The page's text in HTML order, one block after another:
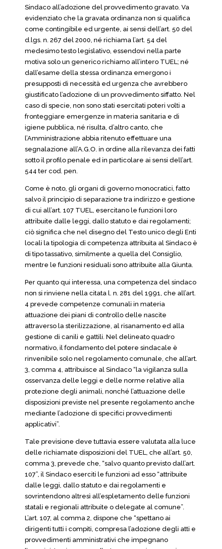
Sindaco all’adozione del provvedimento gravato. Va
evidenziato che la gravata ordinanza non si qualifica
come contingibile ed urgente, ai sensi dell’art. 50 del
d.lgs. n. 267 del 2000, né richiama l’art. 54 del
medesimo testo legislativo, essendovi nella parte
motiva solo un generico richiamo all’intero TUEL; né
dall’esame della stessa ordinanza emergono i
presupposti di necessità ed urgenza che avrebbero
giustificato l’adozione di un provvedimento siffatto. Nel
caso di specie, non sono stati esercitati poteri volti a
fronteggiare emergenze in materia sanitaria e di
igiene pubblica, né risulta, d’altro canto, che
l’Amministrazione abbia ritenuto effettuare una
segnalazione all’A.G.O. in ordine alla rilevanza dei fatti
sotto il profilo penale ed in particolare ai sensi dell’art.
544 ter cod. pen.
Come è noto, gli organi di governo monocratici, fatto
salvo il principio di separazione tra indirizzo e gestione
di cui all’art. 107 TUEL, esercitano le funzioni loro
attribuite dalle leggi, dallo statuto e dai regolamenti;
ciò significa che nel disegno del Testo unico degli Enti
locali la tipologia di competenza attribuita al Sindaco è
di tipo tassativo, similmente a quella del Consiglio,
mentre le funzioni residuali sono attribuite alla Giunta.
Per quanto qui interessa, una competenza del sindaco
non si rinviene nella citata l. n. 281 del 1991, che all’art.
4 prevede competenze comunali in materia
attuazione dei piani di controllo delle nascite
attraverso la sterilizzazione, al risanamento ed alla
gestione di canili e gattili. Nel delineato quadro
normativo, il fondamento del potere sindacale è
rinvenibile solo nel regolamento comunale, che all’art.
3, comma 4, attribuisce al Sindaco “la vigilanza sulla
osservanza delle leggi e delle norme relative alla
protezione degli animali, nonché l’attuazione delle
disposizioni previste nel presente regolamento anche
mediante l’adozione di specifici provvedimenti
applicativi”.
Tale previsione deve tuttavia essere valutata alla luce
delle richiamate disposizioni del TUEL, che all’art. 50,
comma 3, prevede che, “salvo quanto previsto dall’art.
107”, il Sindaco eserciti le funzioni ad esso “attribuite
dalle leggi, dallo statuto e dai regolamenti e
sovrintendono altresì all’espletamento delle funzioni
statali e regionali attribuite o delegate al comune”.
L’art. 107, al comma 2, dispone che “spettano ai
dirigenti tutti i compiti, compresa l’adozione degli atti e
provvedimenti amministrativi che impegnano